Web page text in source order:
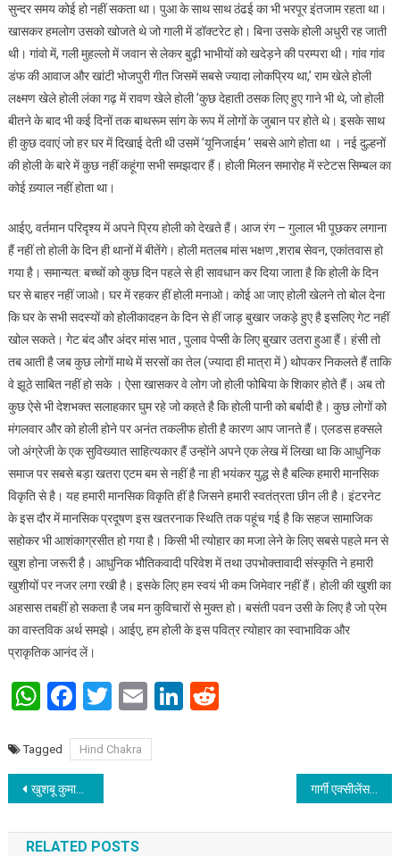
सुन्दर समय कोई हो नहीं सकता था। पुआ के साथ साथ ठंढई का भी भरपूर इंतजाम रहता था।
खासकर हमलोग उसको खोजते थे जो गाली में डॉक्टरेट हो। बिना उसके होली अधुरी रह जाती
थी। गांवो में, गली मुहल्लो में जवान से लेकर बुढ़ी भाभीयों को खदेड़ने की परम्परा थी। गांव गांव
डंफ की आवाज और खांटी भोजपुरी गीत जिसमें सबसे ज्यादा लोकप्रिय था,’ राम खेले होली
लक्ष्मण खेले होली लंका गढ़ में रावण खेले होली ’कुछ देहाती ठसक लिए हुए गाने भी थे, जो होली
बीतने के बाद भी कई दिनों तक बाथरूम सांग के रूप में लोगों के जुबान पर होते थे। इसके साथ
ही कुछ दवाएं जो हर घर में दिखाई देती थी उसमें ’यूनिजाईम ’ सबसे आगे होता था । नई दुल्हनों
की होली के बारे में कुछ नहीं कहूंगा सभी समझदार हैं। होली मिलन समारोह में स्टेटस सिम्बल का
कोई ख़्याल नहीं होता था।
आईए, वर्तमान परिदृश्य में अपने प्रिय होली को देखते हैं। आज रंग – गुलाल भी पूछकर लगाना
हैं नहीं तो होली के दिन ही थानों में बीतेंगे। होली मतलब मांस भक्षण ,शराब सेवन, एकांतवास हो
गया है। समान्यत: बच्चों को कुछ दिन पहले से ही सावधान कर दिया जाता है कि होली के दिन
घर से बाहर नहीं जाओ। घर में रहकर हीं होली मनाओ। कोई आ जाए होली खेलने तो बोल देना
कि घर के सभी सदस्यों को होलीकादहन के दिन से हीं जाड़ बुखार जकड़े हुए है इसलिए गेट नहीं
खोल सकते। गेट बंद और अंदर मांस भात , पुलाव पेप्सी के लिए बुखार उतरा हुआ हैं। हंसी तो
तब आती है जब कुछ लोगों माथे में सरसों का तेल (ज्यादा ही मात्रा में ) थोपकर निकलते हैं ताकि
वे झूठे साबित नहीं हो सके । ऐसा खासकर वे लोग जो होली फोबिया के शिकार होते हैं। अब तो
कुछ ऐसे भी देशभक्त सलाहकार घुम रहे जो कहते है कि होली पानी को बर्बादी है। कुछ लोगों को
मंगलवार और को होली होने पर अनंत तकलीफ होती है कारण आप जानते हैं। एलडस हक्सले
जो अंग्रेजी के एक सुविख्यात साहित्यकार हैं उन्होंने अपने एक लेख में लिखा था कि आधुनिक
समाज पर सबसे बड़ा खतरा एटम बम से नहीं है ना ही भयंकर युद्ध से है बल्कि हमारी मानसिक
विकृति से है। यह हमारी मानसिक विकृति हीं है जिसने हमारी स्वतंत्रता छीन ली है। इंटरनेट
के इस दौर में मानसिक प्रदूषण इस खतरनाक स्थिति तक पहूंच गई है कि सहज सामाजिक
सहोकर भी आशंकाग्रसीत हो गया है। किसी भी त्योहार का मजा लेने के लिए सबसे पहले मन से
खुश होना जरूरी है। आधुनिक भौतिकवादी परिवेश में तथा उपभोक्तावादी संस्कृति ने हमारी
खुशीयों पर नजर लगा रखी है। इसके लिए हम स्वयं भी कम जिमेवार नहीं हैं। होली की खुशी का
अहसास तबहीं हो सकता है जब मन कुविचारों से मुक्त हो। बसंती पवन उसी के लिए है जो प्रेम
का वास्तविक अर्थ समझे। आईए, हम होली के इस पवित्र त्योहार का स्वाभाविक और
प्राकृतिक आनंद लें।
WhatsApp
Facebook
Twitter
EmailLinkedIn
Reddit
Tagged Hind Chakra
Post navigation
खुशबू कुमारी को मिला न्याय गार्गी एक्सीलेंस अवार्ड- 2023 से सम्मानित होंगी उत्कृष्ट और मेधावी महिलाएं
RELATED POSTS